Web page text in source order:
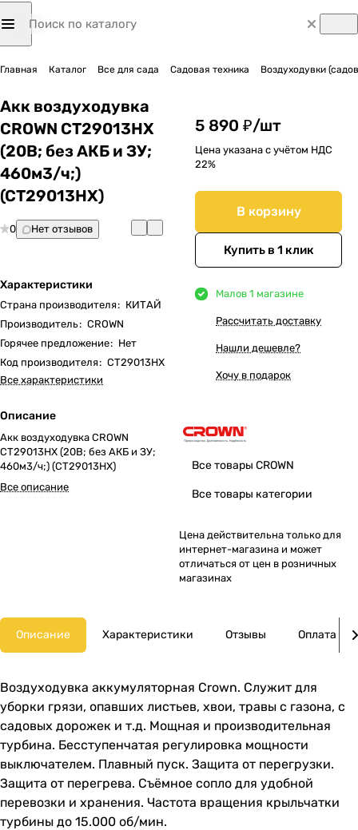
Главная Каталог Все для сада Садовая техника Воздуходувки
Акк воздуходувка
CROWN CT29013HX
(20В; без АКБ и ЗУ;
460м3/ч;)
(CT29013HX)
0 Нет отзывов
Характеристики
Страна производителя: КИТАЙ
Производитель: CROWN
Горячее предложение: Нет
Код производителя: CT29013HX
Все характеристики
Описание
Акк воздуходувка CROWN
CT29013HX (20В; без АКБ и ЗУ;
460м3/ч;) (CT29013HX)
Все описание
5 890 ₽/шт
Цена указана с учётом НДС
22%
В корзину
Купить в 1 клик
Малов 1 магазине
Рассчитать доставку
Нашли дешевле?
Хочу в подарок
Все товары CROWN
Все товары категории
Цена действительна только для
интернет-магазина и может
отличаться от цен в розничных
магазинах
Описание Характеристики Отзывы Оплата
Воздуходувка аккумуляторная Crown. Служит для
уборки грязи, опавших листьев, хвои, травы с газона, с
садовых дорожек и т.д. Мощная и производительная
турбина. Бесступенчатая регулировка мощности
выключателем. Плавный пуск. Защита от перегрузки.
Защита от перегрева. Съёмное сопло для удобной
перевозки и хранения. Частота вращения крыльчатки
турбины до 15.000 об/мин.